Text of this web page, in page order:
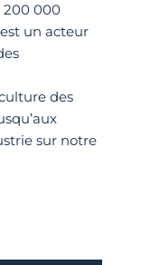
200 000
un acteur
des
sur notre